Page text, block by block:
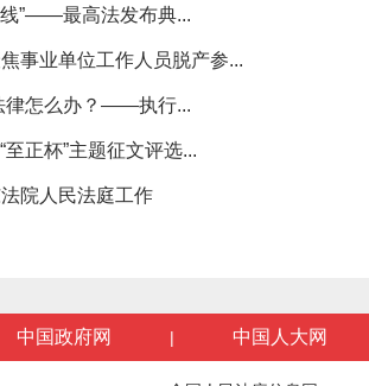
线”——最高法发布典...
事业单位工作人员脱产参...
律怎么办？——执行...
至正杯”主题征文评选...
院人民法庭工作
中国政府网 | 中国人大网